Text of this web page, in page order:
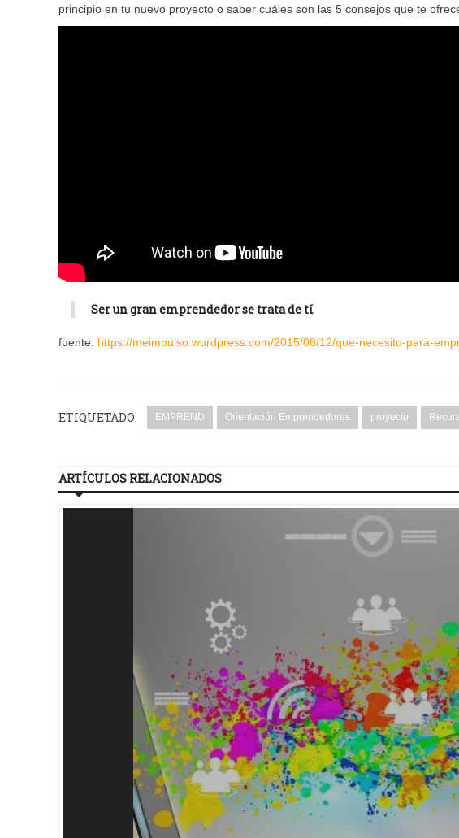
principio en tu nuevo proyecto o saber cuáles son las 5 consejos que te
Ser un gran emprendedor se trata de tí
fuente: https://meimpulso.wordpress.com/2015/08/12/que-necesito-para-
ETIQUETADO EMPREND Orientación Emprendedores proyecto
ARTÍCULOS RELACIONADOS